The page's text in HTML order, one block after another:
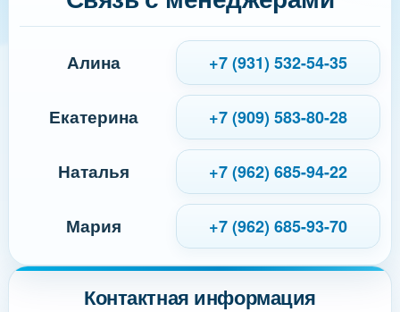
Контактная информация
Алина +7 (931) 532-54-35
Екатерина +7 (909) 583-80-28
Наталья +7 (962) 685-94-22
Мария +7 (962) 685-93-70